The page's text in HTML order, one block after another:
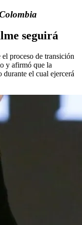
seguirá
proceso de transición
y afirmó que la
durante el cual ejercerá